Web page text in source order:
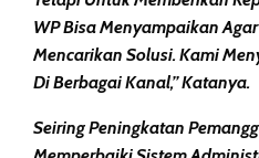
WP Bisa Menyampaikan
Mencarikan Solusi. Kami
Di Berbagai Kanal,” Katanya.
Seiring Peningkatan